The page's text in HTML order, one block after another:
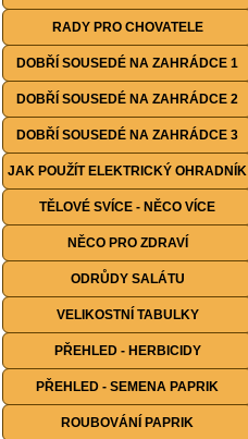
RADY PRO CHOVATELE
DOBŘÍ SOUSEDÉ NA ZAHRÁDCE 1
DOBŘÍ SOUSEDÉ NA ZAHRÁDCE 2
DOBŘÍ SOUSEDÉ NA ZAHRÁDCE 3
JAK POUŽÍT ELEKTRICKÝ OHRADNÍK
TĚLOVÉ SVÍCE - NĚCO VÍCE
NĚCO PRO ZDRAVÍ
ODRŮDY SALÁTU
VELIKOSTNÍ TABULKY
PŘEHLED - HERBICIDY
PŘEHLED - SEMENA PAPRIK
ROUBOVÁNÍ PAPRIK